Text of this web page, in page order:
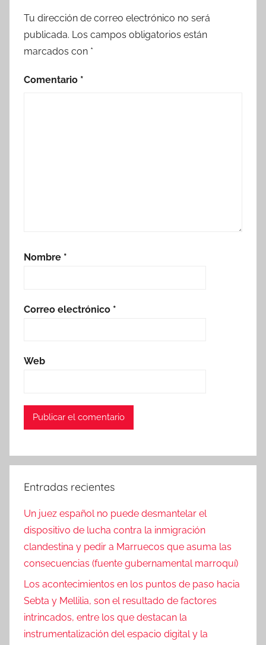
Tu dirección de correo electrónico no será
publicada. Los campos obligatorios están
marcados con *
Comentario *
Nombre *
Correo electrónico *
Web
Entradas recientes
Un juez español no puede desmantelar el
dispositivo de lucha contra la inmigración
clandestina y pedir a Marruecos que asuma las
consecuencias (fuente gubernamental marroquí)
Los acontecimientos en los puntos de paso hacia
Sebta y Mellilia, son el resultado de factores
intrincados, entre los que destacan la
instrumentalización del espacio digital y la